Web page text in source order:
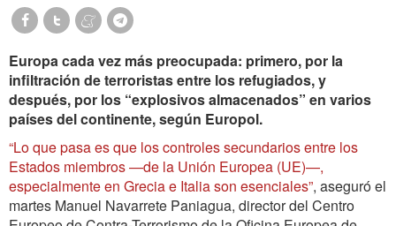
Europa cada vez más preocupada: primero, por la
infiltración de terroristas entre los refugiados, y
después, por los “explosivos almacenados” en varios
países del continente, según Europol.
“Lo que pasa es que los controles secundarios entre los
Estados miembros —de la Unión Europea (UE)—,
especialmente en Grecia e Italia son esenciales”, aseguró el
martes Manuel Navarrete Paniagua, director del Centro